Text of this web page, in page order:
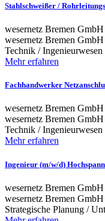
Stahlschweißer /
wesernetz Bremen GmbH
wesernetz Bremen GmbH
Technik / Ingenieurwesen
Mehr erfahren
Fachhandwerker
wesernetz Bremen GmbH
wesernetz Bremen GmbH
Technik / Ingenieurwesen
Mehr erfahren
Ingenieur (m/w/d)
wesernetz Bremen GmbH
wesernetz Bremen GmbH
Strategische Planung /